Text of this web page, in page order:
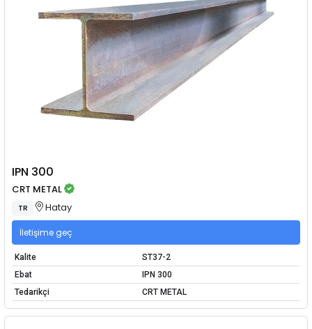
IPN 300
CRT METAL
TR Hatay
İletişime geç
Kalite
ST37-2
Ebat
IPN 300
Tedarikçi
CRT METAL